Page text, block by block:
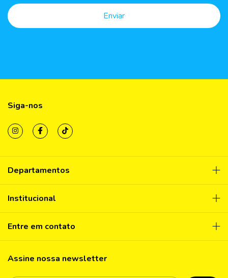
Siga-nos
Departamentos
Institucional
Entre em contato
Assine nossa newsletter